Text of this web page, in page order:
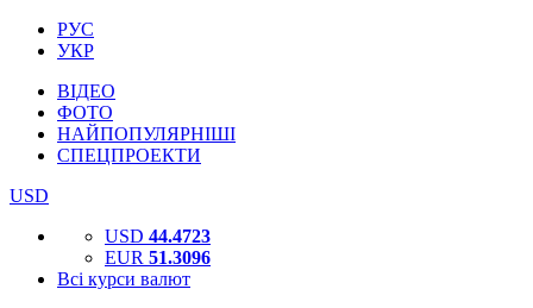
РУС
УКР
ВІДЕО
ФОТО
НАЙПОПУЛЯРНІШІ
СПЕЦПРОЕКТИ
USD
USD 44.4723
EUR 51.3096
Всі курси валют